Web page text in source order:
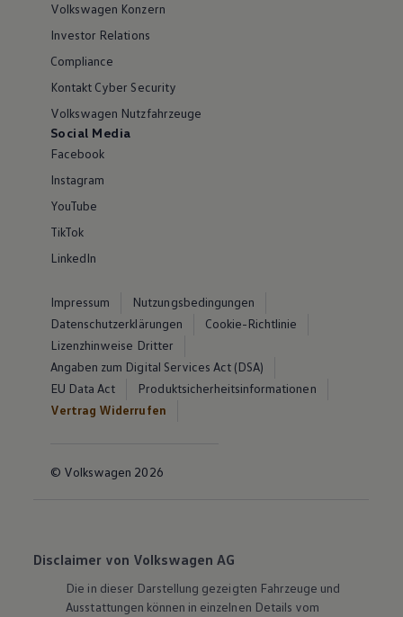
Volkswagen Konzern
Investor Relations
Compliance
Kontakt Cyber Security
Volkswagen Nutzfahrzeuge
Social Media
Facebook
Instagram
YouTube
TikTok
LinkedIn
Impressum
Nutzungsbedingungen
Datenschutzerklärungen
Cookie-Richtlinie
Lizenzhinweise Dritter
Angaben zum Digital Services Act (DSA)
EU Data Act
Produktsicherheitsinformationen
Vertrag Widerrufen
© Volkswagen 2026
Disclaimer von Volkswagen AG
Die in dieser Darstellung gezeigten Fahrzeuge und
Ausstattungen können in einzelnen Details vom